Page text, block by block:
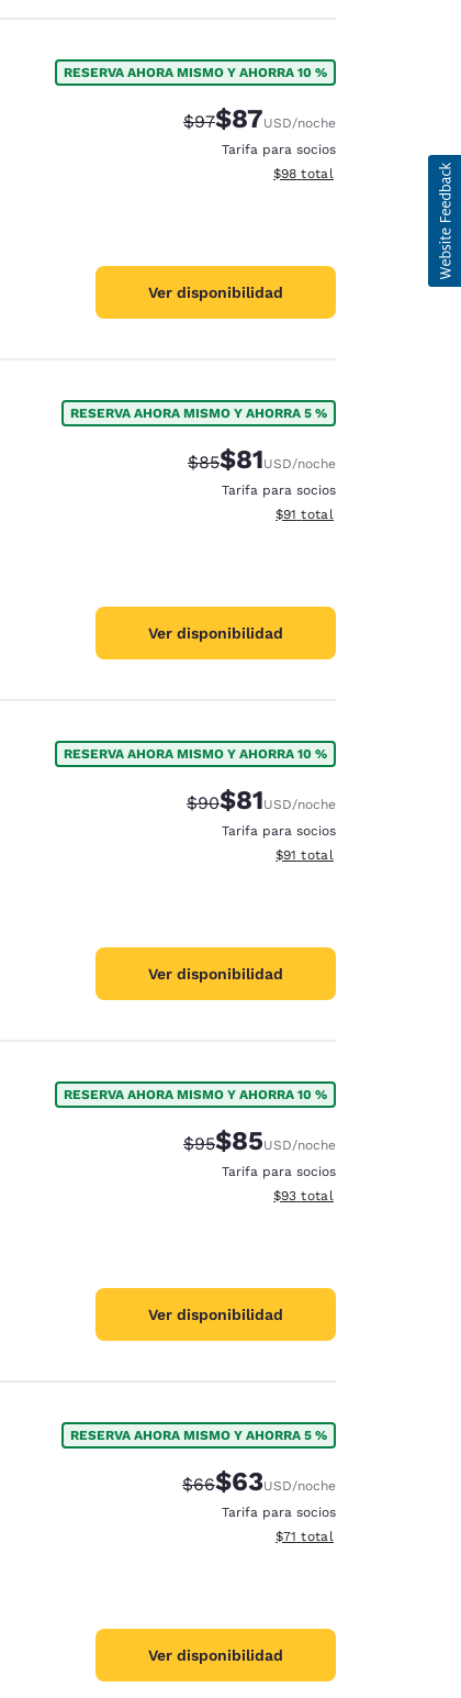
RESERVA AHORA MISMO Y AHORRA 10 %
Tarifa tachada:
$97Tarifa reducida:
$87USD/noche
Tarifa para socios
Ver detalles totales
$98 total
Ver disponibilidad
RESERVA AHORA MISMO Y AHORRA 5 %
Tarifa tachada:
$85Tarifa reducida:
$81USD/noche
Tarifa para socios
Ver detalles totales
$91 total
Ver disponibilidad
RESERVA AHORA MISMO Y AHORRA 10 %
Tarifa tachada:
$90Tarifa reducida:
$81USD/noche
Tarifa para socios
Ver detalles totales
$91 total
Ver disponibilidad
RESERVA AHORA MISMO Y AHORRA 10 %
Tarifa tachada:
$95Tarifa reducida:
$85USD/noche
Tarifa para socios
Ver detalles totales
$93 total
Ver disponibilidad
RESERVA AHORA MISMO Y AHORRA 5 %
Tarifa tachada:
$66Tarifa reducida:
$63USD/noche
Tarifa para socios
Ver detalles totales
$71 total
Ver disponibilidad